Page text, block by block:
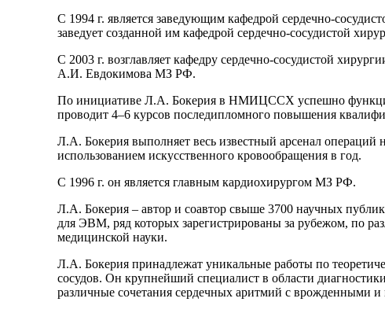
С 1994 г. является заведующим кафедрой сердечно-
заведует созданной им кафедрой сердечно-сосудистой
С 2003 г. возглавляет кафедру сердечно-сосудистой
А.И. Евдокимова МЗ РФ.
По инициативе Л.А. Бокерия в НМИЦССХ успешно
проводит 4–6 курсов последипломного повышения
Л.А. Бокерия выполняет весь известный арсенал операций
использованием искусственного кровообращения в год.
С 1996 г. он является главным кардиохирургом МЗ РФ.
Л.А. Бокерия – автор и соавтор свыше 3700 научных
для ЭВМ, ряд которых зарегистрированы за рубежом, по
медицинской науки.
Л.А. Бокерия принадлежат уникальные работы по
сосудов. Он крупнейший специалист в области
различные сочетания сердечных аритмий с врожденными